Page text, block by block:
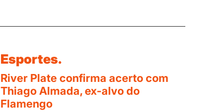
Esportes.
River Plate confirma acerto com
Thiago Almada, ex-alvo do
Flamengo